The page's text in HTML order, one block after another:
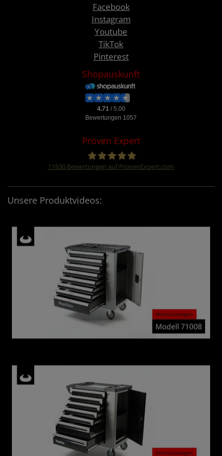
Facebook
Instagram
Youtube
TikTok
Pinterest
Shopauskunft
Proven Expert
Four &More GmbH
11830 Bewertungen auf ProvenExpert.com
Unsere Produktvideos: